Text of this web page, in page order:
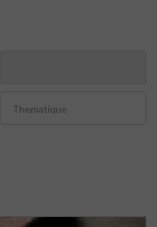
Thematique